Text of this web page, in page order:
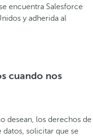
encuentra Salesforce
y adherida al
cuando nos
desean, los derechos de
solicitar que se